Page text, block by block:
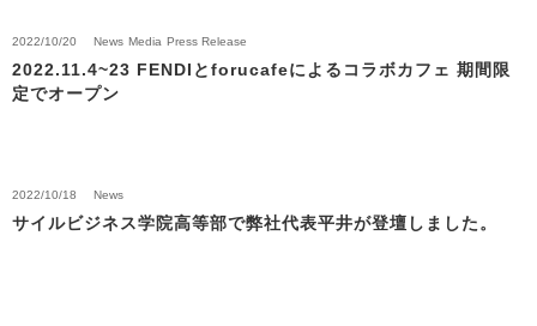
2022/10/20 News Media Press Release
2022.11.4~23 FENDIとforucafeによるコラボカフェ 期間限
定でオープン